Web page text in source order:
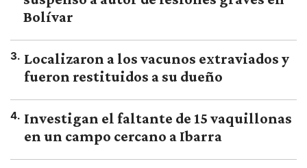
Bolívar
3. Localizaron a los vacunos extraviados y
fueron restituidos a su dueño
4. Investigan el faltante de 15 vaquillonas
en un campo cercano a Ibarra